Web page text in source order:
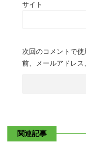
サイト
次回のコメントで
前、メールアドレス
関連記事